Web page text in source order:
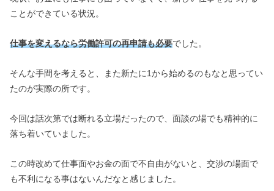
ことができている状況。
仕事を変えるなら労働許可の再申請も必要でした。
そんな手間を考えると、また新たに1から始めるのもなと思ってい
たのが実際の所です。
今回は話次第では断れる立場だったので、面談の場でも精神的に
落ち着いていました。
この時改めて仕事面やお金の面で不自由がないと、交渉の場面で
も不利になる事はないんだなと感じました。